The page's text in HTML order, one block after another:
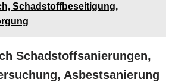
Schadstoffbeseitigung,
Schadstoffsanierungen,
Asbestsanierung